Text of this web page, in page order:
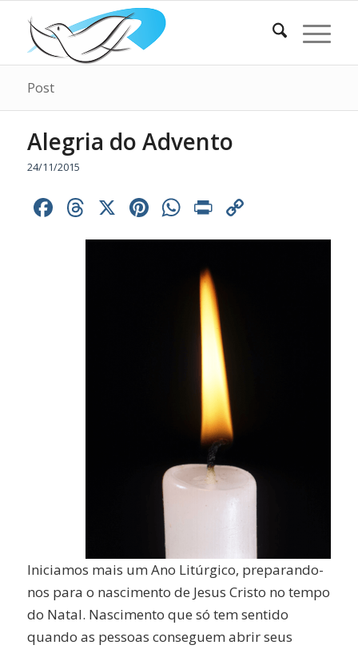
Post
Alegria do Advento
24/11/2015
Facebook
Threads
X Pinterest
WhatsApp
Print
Link
Iniciamos mais um Ano Litúrgico, preparando-
nos para o nascimento de Jesus Cristo no tempo
do Natal. Nascimento que só tem sentido
quando as pessoas conseguem abrir seus